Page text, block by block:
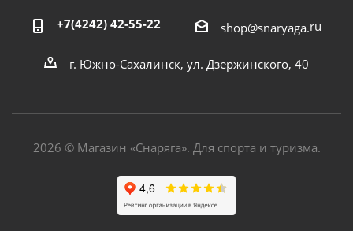
+7(4242) 42-55-22 shop@snaryaga.ru
г. Южно-Сахалинск, ул. Дзержинского, 40
2026 © Магазин «Снаряга». Для спорта и туризма.